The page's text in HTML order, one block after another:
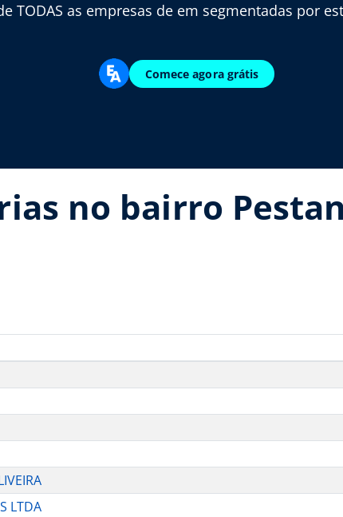
TODAS as empresas de em segmentadas por
Comece agora grátis
no bairro
LTDA